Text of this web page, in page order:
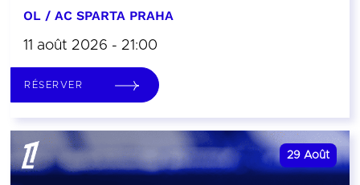
OL / AC SPARTA PRAHA
11 août 2026 - 21:00
RÉSERVER
29 Août